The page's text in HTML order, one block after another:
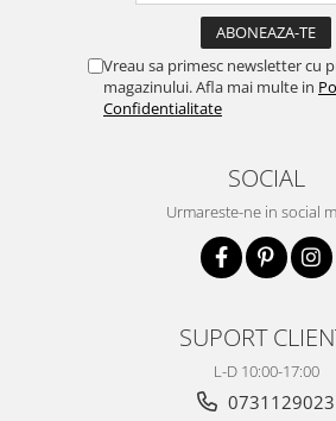
Vreau sa primesc newsletter cu
magazinului. Afla mai multe in
Confidentialitate
SOCIAL
Urmareste-ne in social
SUPORT
L-D 10:00-17:00
0731129023